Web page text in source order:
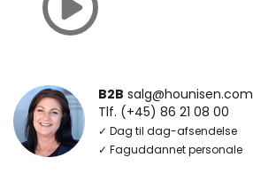
B2B salg@hounisen.com
Tlf. (+45) 86 21 08 00
✓ Dag til dag-afsendelse
✓ Faguddannet personale